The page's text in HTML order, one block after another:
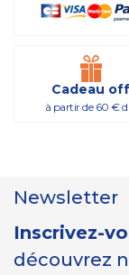
Cadeau
à partir de 60 €
Newsletter
Inscrivez-
découvrez